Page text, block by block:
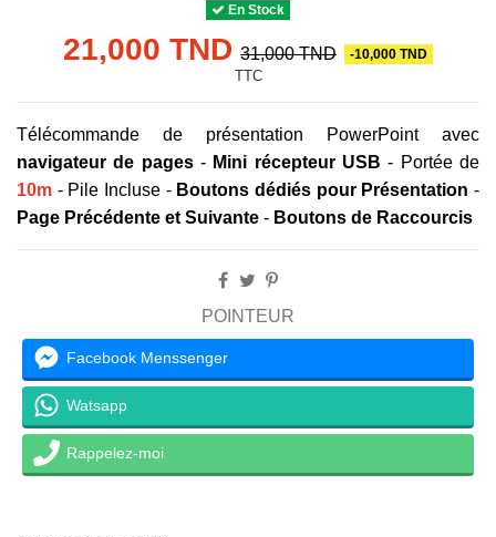
En Stock
21,000 TND 31,000 TND -10,000 TND
TTC
Télécommande de présentation PowerPoint avec
navigateur de pages- Mini récepteur USB - Portée de
10m - Pile Incluse - Boutons dédiés pour Présentation -
Page Précédente et Suivante - Boutons de Raccourcis
POINTEUR
Facebook Menssenger
Watsapp
Rappelez-moi